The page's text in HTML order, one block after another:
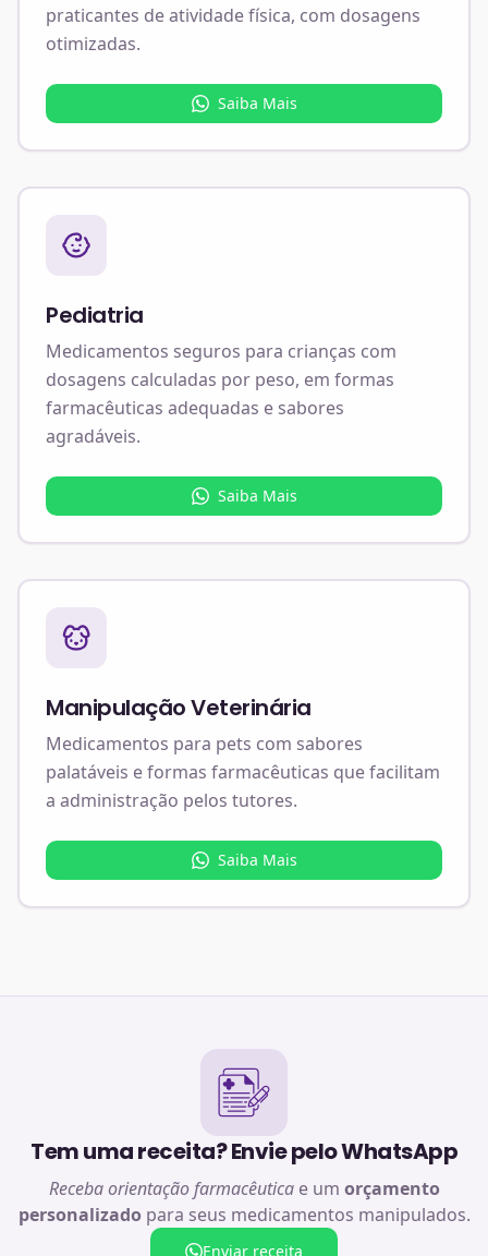
praticantes de atividade física, com dosagens
otimizadas.
Saiba Mais
Pediatria
Medicamentos seguros para crianças com
dosagens calculadas por peso, em formas
farmacêuticas adequadas e sabores
agradáveis.
Saiba Mais
Manipulação Veterinária
Medicamentos para pets com sabores
palatáveis e formas farmacêuticas que facilitam
a administração pelos tutores.
Saiba Mais
Tem uma receita? Envie pelo WhatsApp
Receba orientação farmacêuticae um orçamento
personalizado para seus medicamentos manipulados.
Enviar receita